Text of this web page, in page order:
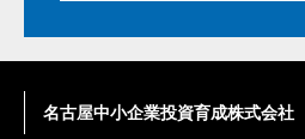
名古屋中小企業投資育成株式会